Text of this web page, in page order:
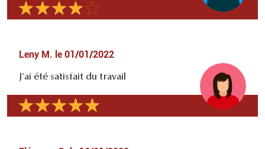
Leny M. le 01/01/2022
J'ai été satisfait du travail